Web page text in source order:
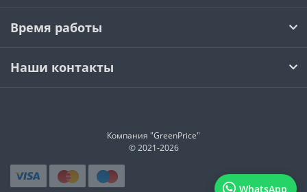
Мониторы Xiaomi
Мониторы 25" дюймов
Мониторы 28" дюймов
WhatsApp
Время работы
Наши контакты
Компания "GreenPrice"
© 2021-2026